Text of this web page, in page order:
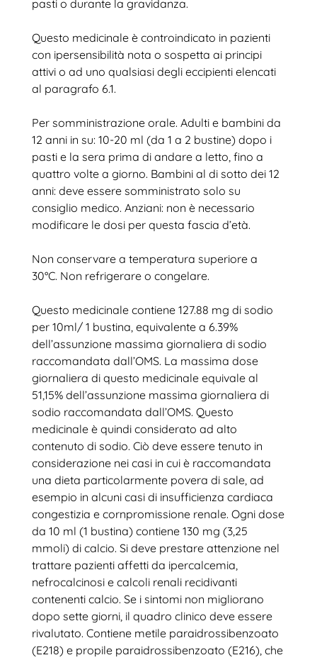
pasti o durante la gravidanza.
Questo medicinale è controindicato in pazienti
con ipersensibilità nota o sospetta ai principi
attivi o ad uno qualsiasi degli eccipienti elencati
al paragrafo 6.1.
Per somministrazione orale. Adulti e bambini da
12 anni in su: 10-20 ml (da 1 a 2 bustine) dopo i
pasti e la sera prima di andare a letto, fino a
quattro volte a giorno. Bambini al di sotto dei 12
anni: deve essere somministrato solo su
consiglio medico. Anziani: non è necessario
modificare le dosi per questa fascia d’età.
Non conservare a temperatura superiore a
30°C. Non refrigerare o congelare.
Questo medicinale contiene 127.88 mg di sodio
per 10ml/ 1 bustina, equivalente a 6.39%
dell’assunzione massima giornaliera di sodio
raccomandata dall’OMS. La massima dose
giornaliera di questo medicinale equivale al
51,15% dell’assunzione massima giornaliera di
sodio raccomandata dall’OMS. Questo
medicinale è quindi considerato ad alto
contenuto di sodio. Ciò deve essere tenuto in
considerazione nei casi in cui è raccomandata
una dieta particolarmente povera di sale, ad
esempio in alcuni casi di insufficienza cardiaca
congestizia e cornpromissione renale. Ogni dose
da 10 ml (1 bustina) contiene 130 mg (3,25
mmoli) di calcio. Si deve prestare attenzione nel
trattare pazienti affetti da ipercalcemia,
nefrocalcinosi e calcoli renali recidivanti
contenenti calcio. Se i sintomi non migliorano
dopo sette giorni, il quadro clinico deve essere
rivalutato. Contiene metile paraidrossibenzoato
(E218) e propile paraidrossibenzoato (E216), che